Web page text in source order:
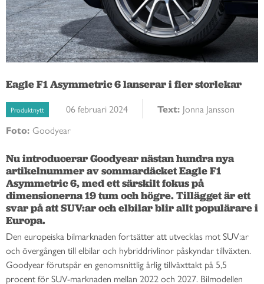
Eagle F1 Asymmetric 6 lanserar i fler storlekar
Produktnytt 06 februari 2024 Text: Jonna Jansson
Foto: Goodyear
Nu introducerar Goodyear nästan hundra nya
artikelnummer av sommardäcket Eagle F1
Asymmetric 6, med ett särskilt fokus på
dimensionerna 19 tum och högre. Tillägget är ett
svar på att SUV:ar och elbilar blir allt populärare i
Europa.
Den europeiska bilmarknaden fortsätter att utvecklas mot SUV:ar
och övergången till elbilar och hybriddrivlinor påskyndar tillväxten.
Goodyear förutspår en genomsnittlig årlig tillväxttakt på 5,5
procentför SUV-marknaden mellan 2022 och 2027. Bilmodellen